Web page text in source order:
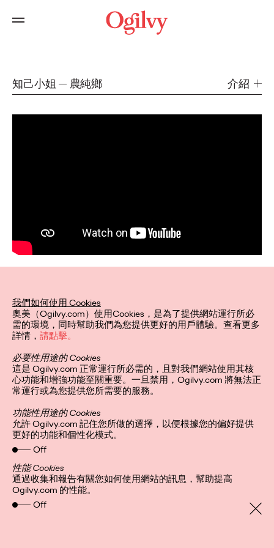
知己小姐 農純鄉 介紹
隱私聲明
Cookies
全球網站
我們如何使用 Cookies
奧美（Ogilvy.com）使用Cookies，是為了提供網站運行所必
需的環境，同時幫助我們為您提供更好的用戶體驗。查看更多
詳情， 請點擊。
必要性用途的 Cookies
這是 Ogilvy.com 正常運行所必需的，且對我們網站使用其核
心功能和增強功能至關重要。一旦禁用，Ogilvy.com 將無法正
常運行或為您提供您所需要的服務。
功能性用途的 Cookies
允許 Ogilvy.com 記住您所做的選擇，以便根據您的偏好提供
更好的功能和個性化模式。
Off
性能 Cookies
通過收集和報告有關您如何使用網站的訊息，幫助提高
Ogilvy.com 的性能。
Off